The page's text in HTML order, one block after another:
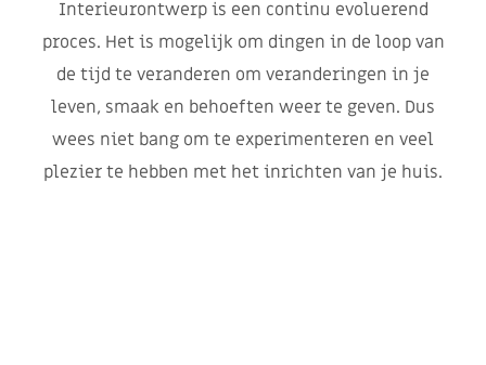
Interieurontwerp is een continu evoluerend
proces. Het is mogelijk om dingen in de loop van
de tijd te veranderen om veranderingen in je
leven, smaak en behoeften weer te geven. Dus
wees niet bang om te experimenteren en veel
plezier te hebben met het inrichten van je huis.